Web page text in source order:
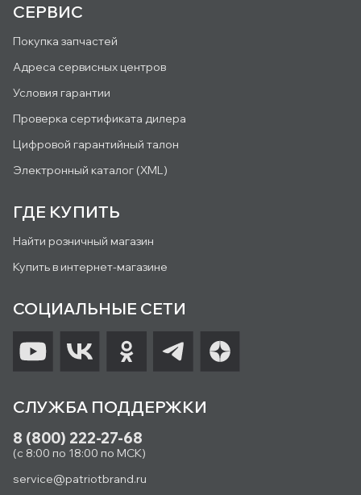
СЕРВИС
Покупка запчастей
Адреса сервисных центров
Условия гарантии
Проверка сертификата дилера
Цифровой гарантийный талон
Электронный каталог (XML)
ГДЕ КУПИТЬ
Найти розничный магазин
Купить в интернет-магазине
СОЦИАЛЬНЫЕ СЕТИ
СЛУЖБА ПОДДЕРЖКИ
8 (800) 222-27-68
(с 8:00 по 18:00 по МСК)
service@patriotbrand.ru